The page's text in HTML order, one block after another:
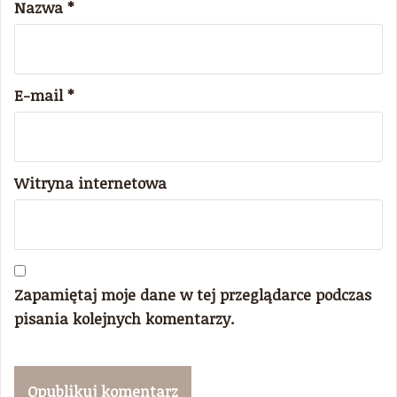
Nazwa *
E-mail*
Witryna internetowa
Zapamiętaj moje dane w tej przeglądarce podczas
pisania kolejnych komentarzy.